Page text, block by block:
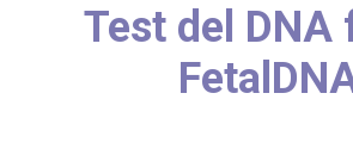
Test del DNA